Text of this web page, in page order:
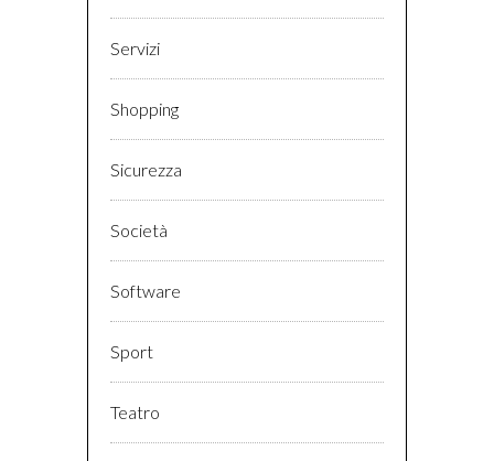
Servizi
Shopping
Sicurezza
Società
Software
Sport
Teatro